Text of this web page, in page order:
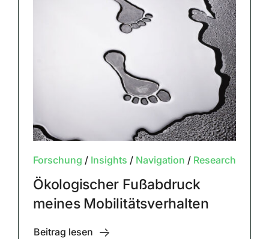
Forschung / Insights / Navigation / Research
Ökologischer Fußabdruck
meines Mobilitätsverhalten
Beitrag lesen